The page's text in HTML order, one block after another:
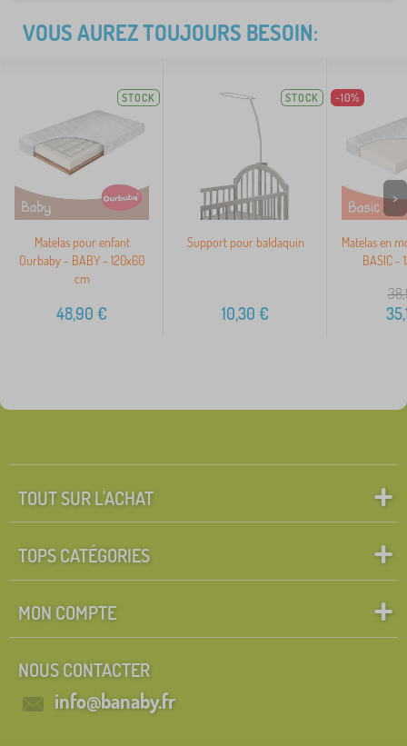
VOUS AUREZ TOUJOURS BESOIN:
STOCK
Matelas pour enfant
Ourbaby - BABY - 120x60
cm
48,90 €
STOCK
Support pour baldaquin
10,30 €
-10%
Matelas en
BASIC -
>
TOUT SUR L'ACHAT
TOPS CATÉGORIES
MON COMPTE
NOUS CONTACTER
info@banaby.fr